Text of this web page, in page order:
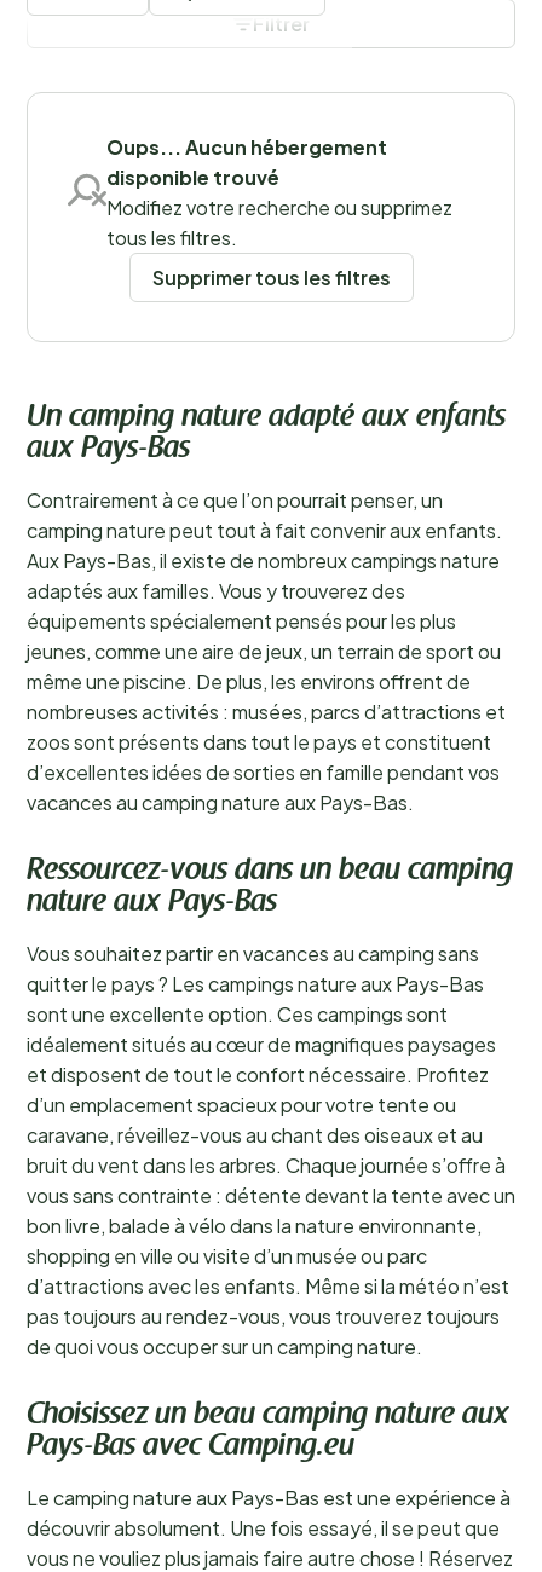
en bord de mer pour passer des moments inoubliables.
Généralement, un camping nature est un petit
établissement accueillant tout au plus quelques
nature et de la tranquillité.
Régions
Filtrer
Oups... Aucun hébergement
disponible trouvé
Modifiez votre recherche ou supprimez
tous les filtres.
Supprimer tous les filtres
Un camping nature adapté aux enfants
aux Pays-Bas
Contrairement à ce que l’on pourrait penser, un
camping nature peut tout à fait convenir aux enfants.
Aux Pays-Bas, il existe de nombreux campings nature
adaptés aux familles. Vous y trouverez des
équipements spécialement pensés pour les plus
jeunes, comme une aire de jeux, un terrain de sport ou
même une piscine. De plus, les environs offrent de
nombreuses activités : musées, parcs d’attractions et
zoos sont présents dans tout le pays et constituent
d’excellentes idées de sorties en famille pendant vos
vacances au camping nature aux Pays-Bas.
Ressourcez-vous dans un beau camping
nature aux Pays-Bas
Vous souhaitez partir en vacances au camping sans
quitter le pays ? Les campings nature aux Pays-Bas
sont une excellente option. Ces campings sont
idéalement situés au cœur de magnifiques paysages
et disposent de tout le confort nécessaire. Profitez
d’un emplacement spacieux pour votre tente ou
caravane, réveillez-vous au chant des oiseaux et au
bruit du vent dans les arbres. Chaque journée s’offre à
vous sans contrainte : détente devant la tente avec un
bon livre, balade à vélo dans la nature environnante,
shopping en ville ou visite d’un musée ou parc
d’attractions avec les enfants. Même si la météo n’est
pas toujours au rendez-vous, vous trouverez toujours
de quoi vous occuper sur un camping nature.
Choisissez un beau camping nature aux
Pays-Bas avec Camping.eu
Le camping nature aux Pays-Bas est une expérience à
découvrir absolument. Une fois essayé, il se peut que
vous ne vouliez plus jamais faire autre chose ! Réservez